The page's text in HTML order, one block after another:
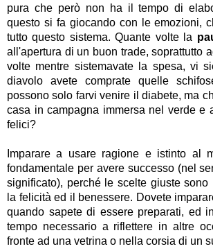
pura che però non ha il tempo di
questo si fa giocando con le emozioni,
tutto questo sistema. Quante volte la
all'apertura di un buon trade, soprattutto
volte mentre sistemavate la spesa, vi
diavolo avete comprate quelle
possono solo farvi venire il diabete, ma
casa in campagna immersa nel verde e
felici?
Imparare a usare ragione e istinto al
fondamentale per avere successo (nel
significato), perché le scelte giuste
la felicità ed il benessere. Dovete
quando sapete di essere preparati, ed
tempo necessario a riflettere in altre
fronte ad una vetrina o nella corsia di un